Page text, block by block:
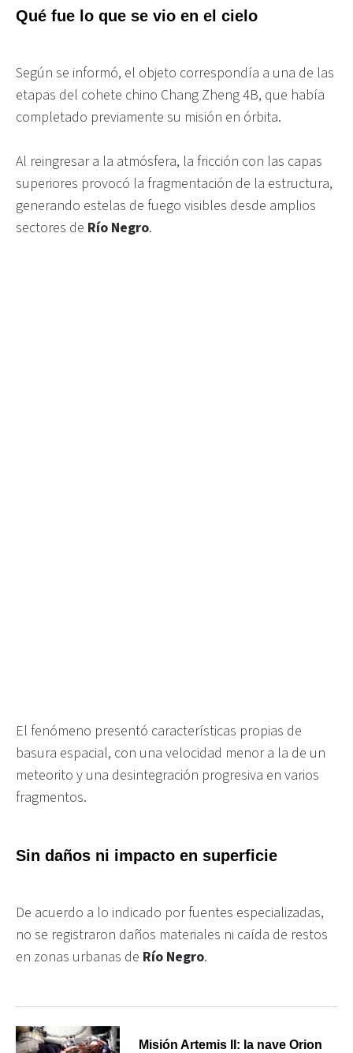
Qué fue lo que se vio en el cielo
Según se informó, el objeto correspondía a una de las
etapas del cohete chino Chang Zheng 4B, que había
completado previamente su misión en órbita.
Al reingresar a la atmósfera, la fricción con las capas
superiores provocó la fragmentación de la estructura,
generando estelas de fuego visibles desde amplios
sectores de Río Negro.
El fenómeno presentó características propias de
basura espacial, con una velocidad menor a la de un
meteorito y una desintegración progresiva en varios
fragmentos.
Sin daños ni impacto en superficie
De acuerdo a lo indicado por fuentes especializadas,
no se registraron daños materiales ni caída de restos
en zonas urbanas de Río Negro.
Misión Artemis II: la nave Orion